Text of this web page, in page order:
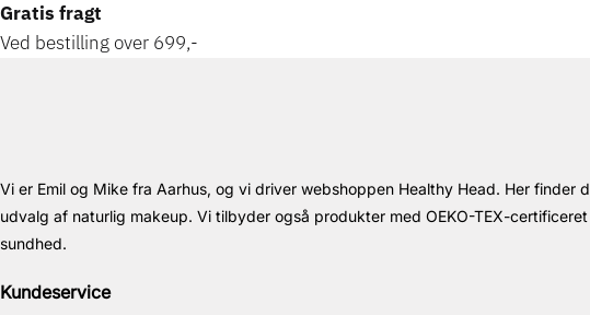
Gratis fragt
Ved bestilling over 699,-
Vi er Emil og Mike fra Aarhus, og vi driver webshoppen Healthy Head. Her
udvalg af naturlig makeup. Vi tilbyder også produkter med OEKO-TEX-
sundhed.
Kundeservice